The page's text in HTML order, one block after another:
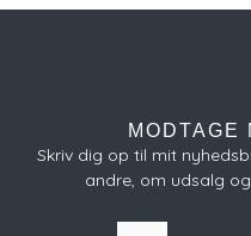
MODTAGE
Skriv dig op til mit
andre, om udsalg